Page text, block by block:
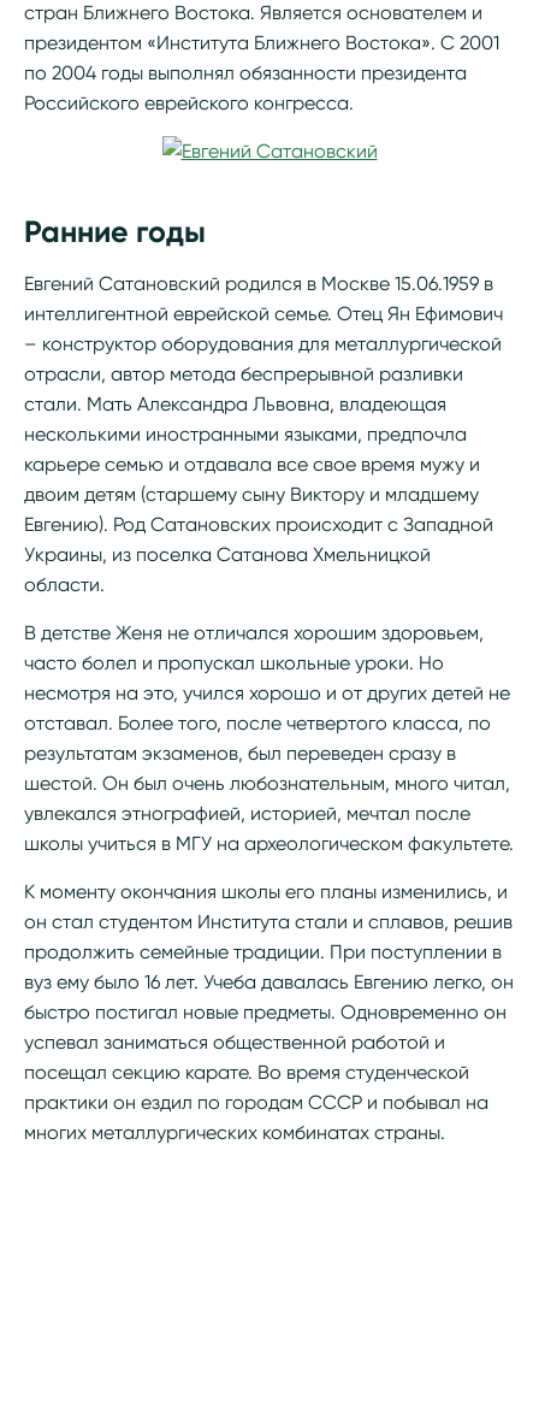
стран Ближнего Востока. Является основателем и
президентом «Института Ближнего Востока». С 2001
по 2004 годы выполнял обязанности президента
Российского еврейского конгресса.
Ранние годы
Евгений Сатановский родился в Москве 15.06.1959 в
интеллигентной еврейской семье. Отец Ян Ефимович
– конструктор оборудования для металлургической
отрасли, автор метода беспрерывной разливки
стали. Мать Александра Львовна, владеющая
несколькими иностранными языками, предпочла
карьере семью и отдавала все свое время мужу и
двоим детям (старшему сыну Виктору и младшему
Евгению). Род Сатановских происходит с Западной
Украины, из поселка Сатанова Хмельницкой
области.
В детстве Женя не отличался хорошим здоровьем,
часто болел и пропускал школьные уроки. Но
несмотря на это, учился хорошо и от других детей не
отставал. Более того, после четвертого класса, по
результатам экзаменов, был переведен сразу в
шестой. Он был очень любознательным, много читал,
увлекался этнографией, историей, мечтал после
школы учиться в МГУ на археологическом факультете.
К моменту окончания школы его планы изменились, и
он стал студентом Института стали и сплавов, решив
продолжить семейные традиции. При поступлении в
вуз ему было 16 лет. Учеба давалась Евгению легко, он
быстро постигал новые предметы. Одновременно он
успевал заниматься общественной работой и
посещал секцию карате. Во время студенческой
практики он ездил по городам СССР и побывал на
многих металлургических комбинатах страны.